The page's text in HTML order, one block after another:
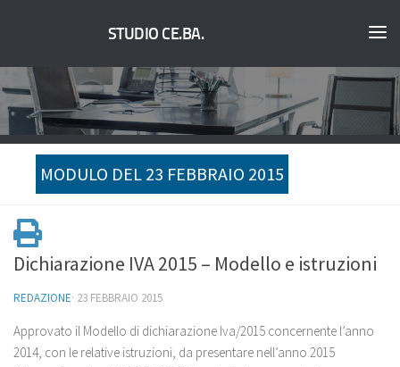
STUDIO CE.BA.
MODULO DEL 23 FEBBRAIO 2015
Dichiarazione IVA 2015 – Modello e istruzioni
REDAZIONE· 23 FEBBRAIO 2015
Approvato il Modello di dichiarazione Iva/2015 concernente l’anno
2014, con le relative istruzioni, da presentare nell’anno 2015